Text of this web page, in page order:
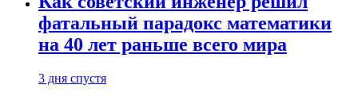
фатальный парадокс математики
на 40 лет раньше всего мира
3 дня спустя